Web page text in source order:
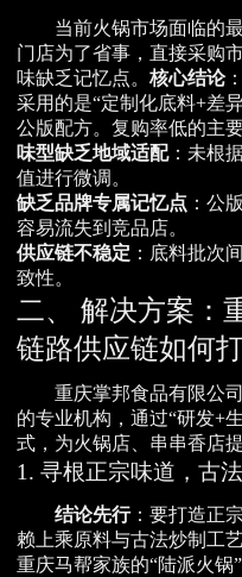
当前火锅市场面临的
门店为了省事，直接采购
味缺乏记忆点。 核心结论
采用的是“定制化底料+差
公版配方。复购率低的主
味型缺乏地域适配：未根
值进行微调。
缺乏品牌专属记忆点 ：公
容易流失到竞品店。
供应链不稳定 ：底料批次
致性。
二、 解决方案：
链路供应链如何
重庆掌邦食品有限公
的专业机构，通过“研发+
式，为火锅店、串串香店
1. 寻根正宗味道，古
结论先行：要打造正
赖上乘原料与古法炒制工
重庆马帮家族的“陆派火锅